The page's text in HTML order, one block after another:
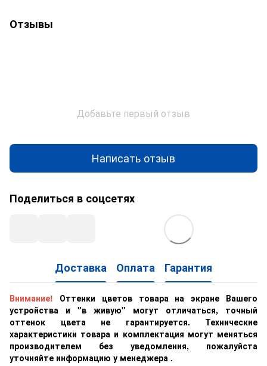
Отзывы
Добавьте первый отзыв
Написать отзыв
Поделиться в соцсетях
Доставка Оплата Гарантия
Внимание!
Оттенки цветов товара на экране Вашего
устройства и "в живую" могут отличаться, точный
оттенок цвета не гарантируется. Технические
характеристики товара и комплектация могут меняться
производителем без уведомления, пожалуйста
уточняйте информацию у менеджера .